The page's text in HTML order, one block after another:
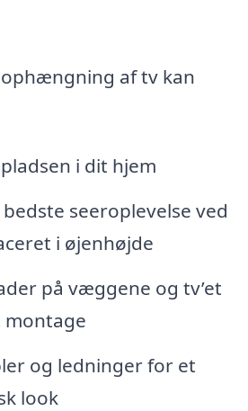
af tv kan
i dit hjem
seeroplevelse ved
i øjenhøjde
på væggene og tv’et
og ledninger for et
look